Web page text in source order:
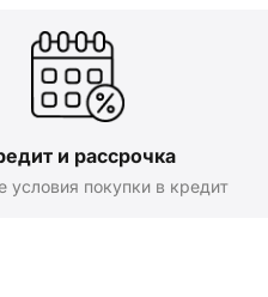
и рассрочка
условия покупки в кредит